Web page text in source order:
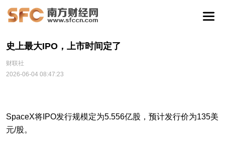
史上最大IPO，上市时间定了
财联社
2026-06-04 08:47:23
SpaceX将IPO发行规模定为5.556亿股，预计发行价为135美
元/股。